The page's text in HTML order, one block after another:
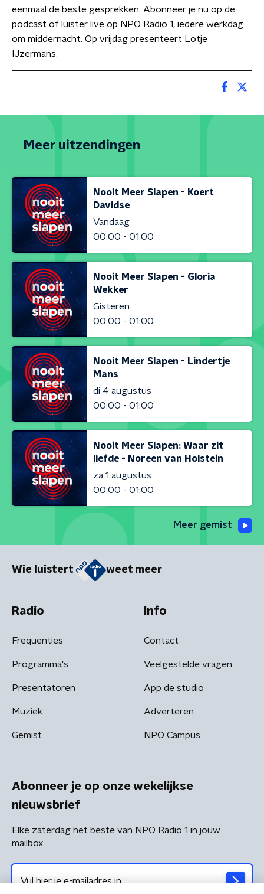
eenmaal de beste gesprekken. Abonneer je nu op de
podcast of luister live op NPO Radio 1, iedere werkdag
om middernacht. Op vrijdag presenteert Lotje
IJzermans.
Meer uitzendingen
Nooit Meer Slapen - Koert
Davidse
Vandaag
00:00 - 01:00
Nooit Meer Slapen - Gloria
Wekker
Gisteren
00:00 - 01:00
Nooit Meer Slapen - Lindertje
Mans
di 4 augustus
00:00 - 01:00
Nooit Meer Slapen: Waar zit
liefde - Noreen van Holstein
za 1 augustus
00:00 - 01:00
Meer gemist
Wie luistert weet meer
Radio
Frequenties
Programma's
Presentatoren
Muziek
Gemist
Info
Contact
Veelgestelde vragen
App de studio
Adverteren
NPO Campus
Abonneer je op onze wekelijkse
nieuwsbrief
Elke zaterdag het beste van NPO Radio 1 in jouw
mailbox